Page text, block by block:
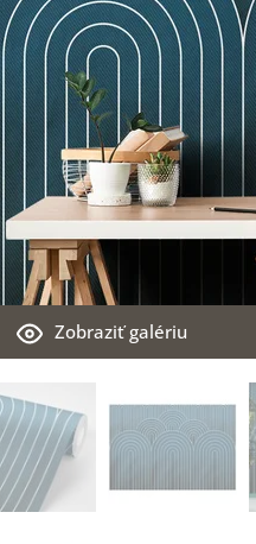
Zobraziť galériu